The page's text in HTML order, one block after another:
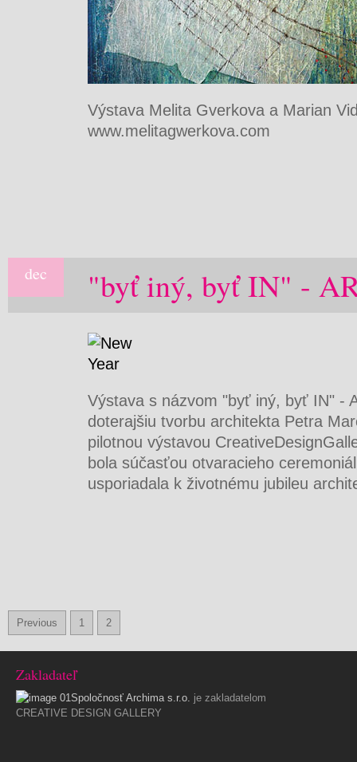
Výstava Melita Gverkova a Marian
www.melitagwerkova.com
dec "byť iný, byť IN" -
Výstava s názvom "byť iný, byť IN" -
doterajšiu tvorbu architekta Petra
pilotnou výstavou
bola súčasťou otvaracieho
usporiadala k životnému jubileu
Previous 1 2
Zakladateľ
Spoločnosť Archima s.r.o. je zakladatelom
CREATIVE DESIGN GALLERY